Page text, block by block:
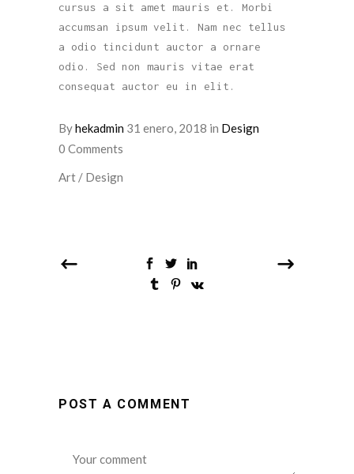
cursus a sit amet mauris et. Morbi
accumsan ipsum velit. Nam nec tellus
a odio tincidunt auctor a ornare
odio. Sed non mauris vitae erat
consequat auctor eu in elit.
Byhekadmin 31 enero, 2018 in Design
0 Comments
Art / Design
POST A COMMENT